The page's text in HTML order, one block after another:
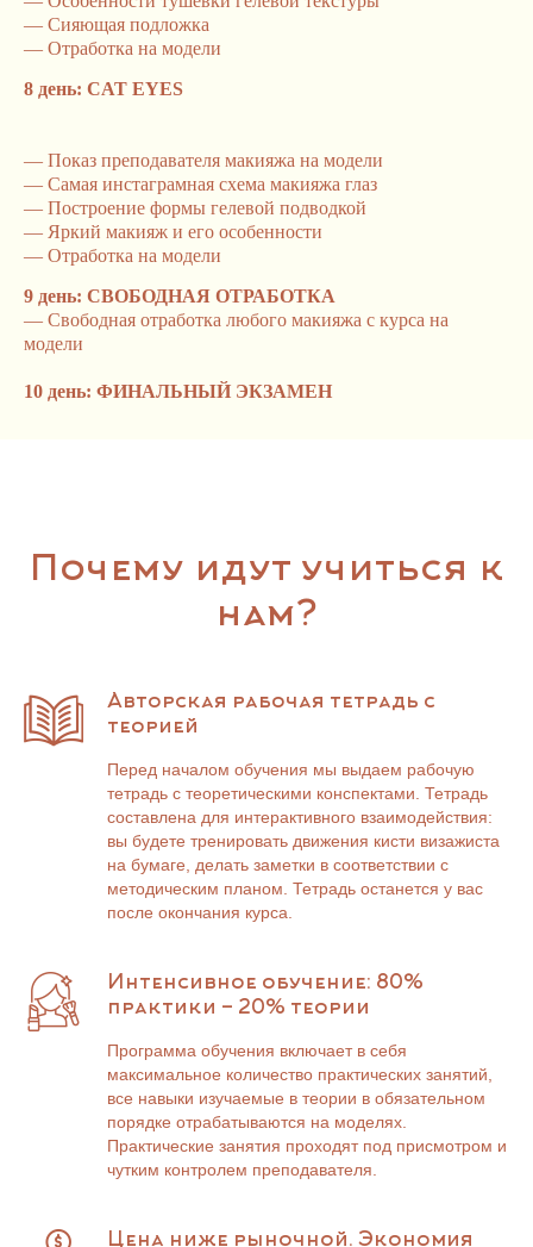
— Сияющая подложка
— Отработка на модели
8 день: CAT EYES
— Показ преподавателя макияжа на модели
— Самая инстаграмная схема макияжа глаз
— Построение формы гелевой подводкой
— Яркий макияж и его особенности
— Отработка на модели
9 день: СВОБОДНАЯ ОТРАБОТКА
— Свободная отработка любого макияжа с курса на
модели
10 день: ФИНАЛЬНЫЙ ЭКЗАМЕН
Почему идут учиться к
нам?
Авторская рабочая тетрадь с
теорией
Перед началом обучения мы выдаем рабочую
тетрадь с теоретическими конспектами. Тетрадь
составлена для интерактивного взаимодействия:
вы будете тренировать движения кисти визажиста
на бумаге, делать заметки в соответствии с
методическим планом. Тетрадь останется у вас
после окончания курса.
Интенсивное обучение: 80%
практики - 20% теории
Программа обучения включает в себя
максимальное количество практических занятий,
все навыки изучаемые в теории в обязательном
порядке отрабатываются на моделях.
Практические занятия проходят под присмотром и
чутким контролем преподавателя.
Цена ниже рыночной. Экономия